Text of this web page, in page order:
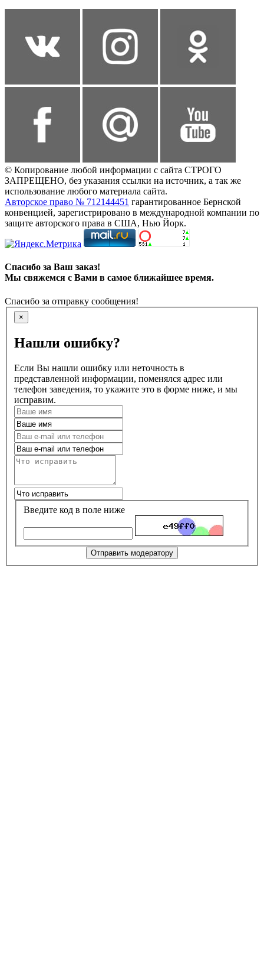
© Копирование любой информации с сайта СТРОГО
ЗАПРЕЩЕНО, без указания ссылки на источник, а так же
использование любого материала сайта.
Авторское право № 712144451 гарантированное Бернской
конвенцией, зарегистрировано в международной компании по
защите авторского права в США, Нью Йорк.
Спасибо за Ваш заказ!
Мы свяжемся с Вами в самое ближайшее время.
Спасибо за отправку сообщения!
×
Нашли ошибку?
Если Вы нашли ошибку или неточность в
представленной информации, поменялся адрес или
телефон заведения, то укажите это в форме ниже, и мы
исправим.
Введите код в поле ниже
Отправить модератору